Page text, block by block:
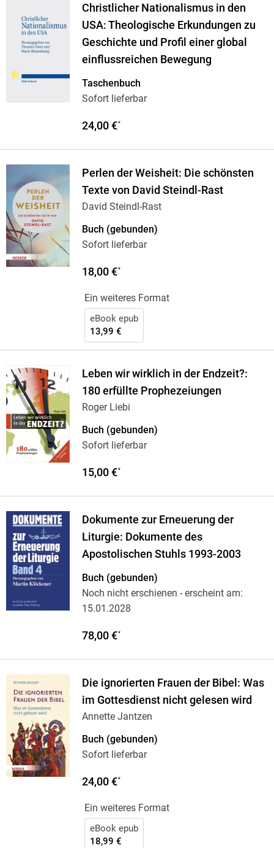
Christlicher Nationalismus in den
USA: Theologische Erkundungen zu
Geschichte und Profil einer global
einflussreichen Bewegung
Taschenbuch
Sofort lieferbar
24,00 €*
Perlen der Weisheit: Die schönsten
Texte von David Steindl-Rast
David Steindl-Rast
Buch (gebunden)
Sofort lieferbar
18,00 €*
Ein weiteres Format
eBook epub
13,99 €
Leben wir wirklich in der Endzeit?:
180 erfüllte Prophezeiungen
Roger Liebi
Buch (gebunden)
Sofort lieferbar
15,00 €*
Dokumente zur Erneuerung der
Liturgie: Dokumente des
Apostolischen Stuhls 1993-2003
Buch (gebunden)
Noch nicht erschienen - erscheint am:
15.01.2028
78,00 €*
Die ignorierten Frauen der Bibel: Was
im Gottesdienst nicht gelesen wird
Annette Jantzen
Buch (gebunden)
Sofort lieferbar
24,00 €*
Ein weiteres Format
eBook epub
18,99 €